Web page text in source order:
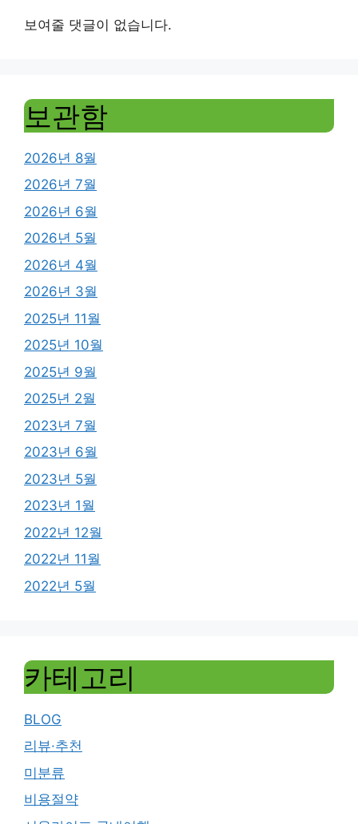
보여줄 댓글이 없습니다.
보관함
2026년 8월
2026년 7월
2026년 6월
2026년 5월
2026년 4월
2026년 3월
2025년 11월
2025년 10월
2025년 9월
2025년 2월
2023년 7월
2023년 6월
2023년 5월
2023년 1월
2022년 12월
2022년 11월
2022년 5월
카테고리
BLOG
리뷰·추천
미분류
비용절약